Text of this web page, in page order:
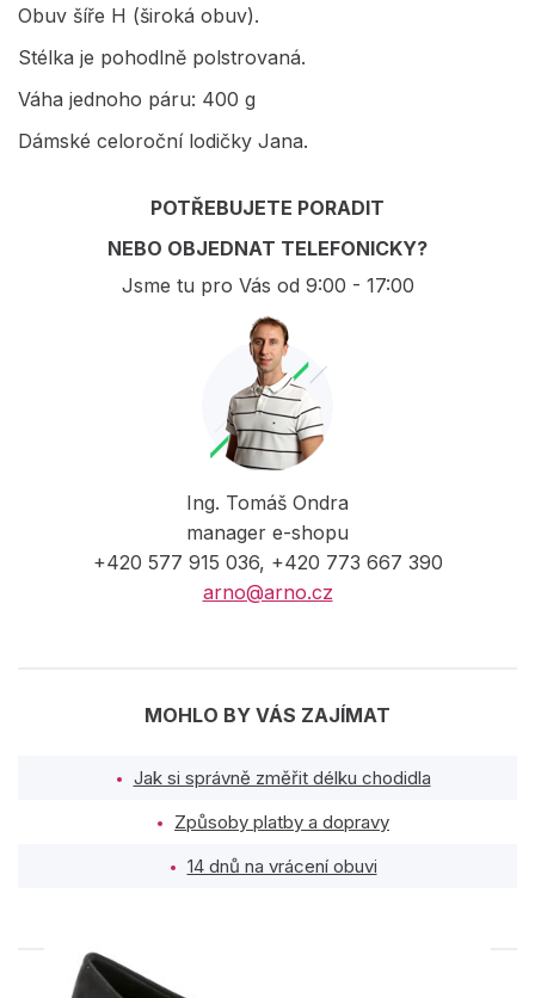
Obuv šíře H (široká obuv).
Stélka je pohodlně polstrovaná.
Váha jednoho páru: 400 g
Dámské celoroční lodičky Jana.
POTŘEBUJETE PORADIT
NEBO OBJEDNAT TELEFONICKY?
Jsme tu pro Vás od 9:00 - 17:00
Ing. Tomáš Ondra
manager e-shopu
+420 577 915 036, +420 773 667 390
arno@arno.cz
MOHLO BY VÁS ZAJÍMAT
Jak si správně změřit délku chodidla
Způsoby platby a dopravy
14 dnů na vrácení obuvi